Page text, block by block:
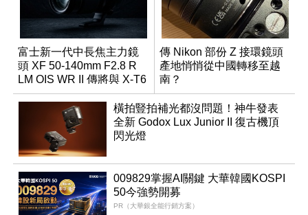
富士新一代中長焦主力鏡
頭 XF 50-140mm F2.8 R
LM OIS WR II 傳將與 X-T6
同步亮相
傳 Nikon 部份 Z 接環鏡頭
產地悄悄從中國轉移至越
南？
橫拍豎拍補光都沒問題！神牛發表
全新 Godox Lux Junior II 復古機頂
閃光燈
009829掌握AI關鍵 大華韓國KOSPI
50今強勢開募
PR（大華銀全能行銷方案）